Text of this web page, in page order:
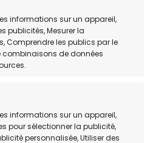
informations sur un appareil,
publicités, Mesurer la
Comprendre les publics par le
de données
informations sur un appareil,
pour sélectionner la publicité,
personnalisée, Utiliser des
19h00
19h00